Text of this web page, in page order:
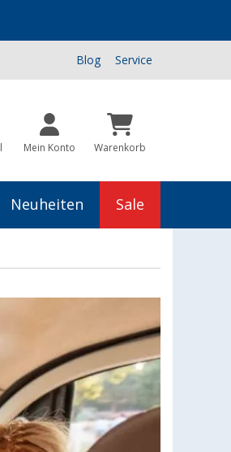
Blog Service
Mein Konto Warenkorb
Neuheiten Sale